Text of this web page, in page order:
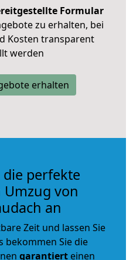
Formular
zu erhalten, bei
Kosten transparent
werden
erhalten
perfekte
von
an
Zeit und lassen Sie
bekommen Sie die
garantiert einen